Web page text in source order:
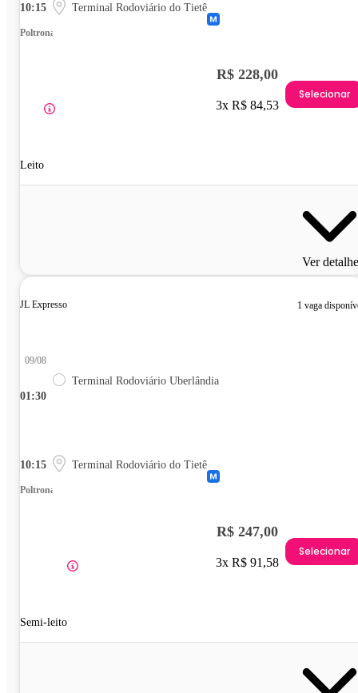
10:15 Terminal Rodoviário do Tietê
Poltrona
Leito
R$ 228,00
3x R$ 84,53
Selecionar
Ver
JL Expresso 1 vaga
01:30
09/08
Terminal Rodoviário Uberlândia
10:15 Terminal Rodoviário do Tietê
Poltrona
Semi-leito
R$ 247,00
3x R$ 91,58
Selecionar